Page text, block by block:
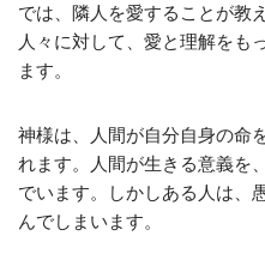
では、隣人を愛することが教
人々に対して、愛と理解をも
ます。
神様は、人間が自分自身の命
れます。人間が生きる意義を
でいます。しかしある人は、
んでしまいます。